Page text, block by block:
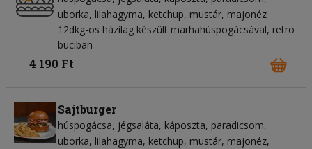
uborka lilahagyma ketchup mustár majonéz
12dkg-os házilag készült marhahúspogácsával, retro
buciban
4 190 Ft
Sajtburger
húspogácsa jégsaláta káposzta paradicsom
uborka lilahagyma ketchup mustár majonéz